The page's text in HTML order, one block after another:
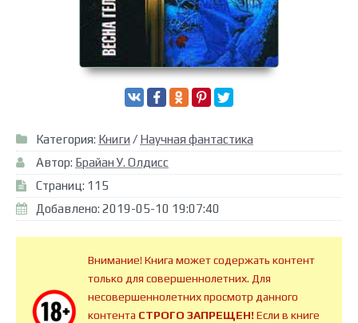
Категория: Книги / Научная фантастика
Автор: Брайан У. Олдисс
Страниц: 115
Добавлено: 2019-05-10 19:07:40
Внимание! Книга может содержать контент
только для совершеннолетних. Для
несовершеннолетних просмотр данного
контента СТРОГО ЗАПРЕЩЕН!Если в книге